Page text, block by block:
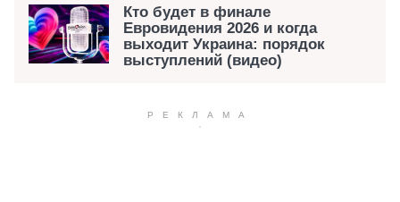
Кто будет в финале
Евровидения 2026 и когда
выходит Украина: порядок
выступлений (видео)